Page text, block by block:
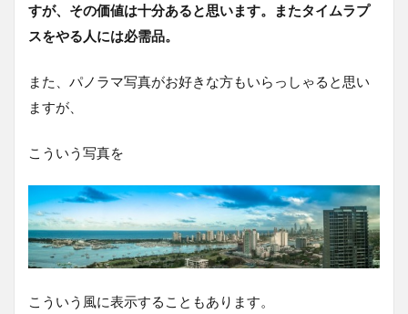
すが、その価値は十分あると思います。またタイムラプ
スをやる人には必需品。
また、パノラマ写真がお好きな方もいらっしゃると思い
ますが、
こういう写真を
こういう風に表示することもあります。